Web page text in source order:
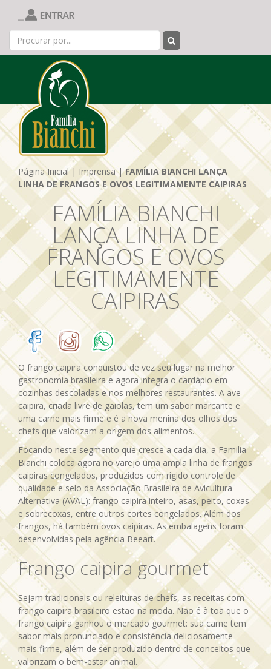
Página Inicial| Imprensa|FAMÍLIA BIANCHI LANÇA
LINHA DE FRANGOS E OVOS LEGITIMAMENTE CAIPIRAS
FAMÍLIA BIANCHI
LANÇA LINHA DE
FRANGOS E OVOS
LEGITIMAMENTE
CAIPIRAS
O frango caipira conquistou de vez seu lugar na melhor
gastronomia brasileira e agora integra o cardápio em
cozinhas descoladas e nos melhores restaurantes. A ave
caipira, criada livre de gaiolas, tem um sabor marcante e
uma carne mais firme e é a nova menina dos olhos dos
chefs que valorizam a origem dos alimentos.
Focando neste segmento que cresce a cada dia, a Familia
Bianchi coloca agora no varejo uma ampla linha de frangos
caipiras congelados, produzidos com rígido controle de
qualidade e selo da Associação Brasileira de Avicultura
Alternativa (AVAL): frango caipira inteiro, asas, peito, coxas
e sobrecoxas, entre outros cortes congelados. Além dos
frangos, há também ovos caipiras. As embalagens foram
desenvolvidas pela agência Beeart.
Frango caipira gourmet
Sejam tradicionais ou releituras de chefs, as receitas com
frango caipira brasileiro estão na moda. Não é à toa que o
frango caipira ganhou o mercado gourmet: sua carne tem
sabor mais pronunciado e consistência deliciosamente
mais firme, além de ser produzido dentro de conceitos que
valorizam o bem-estar animal.